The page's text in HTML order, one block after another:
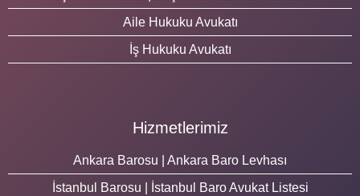
Aile Hukuku Avukatı
İş Hukuku Avukatı
Hizmetlerimiz
Ankara Barosu | Ankara Baro Levhası
İstanbul Barosu | İstanbul Baro Avukat Listesi